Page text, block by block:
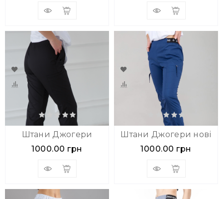
Штани Джогери
1000.00 грн
Штани Джогери нові
1000.00 грн